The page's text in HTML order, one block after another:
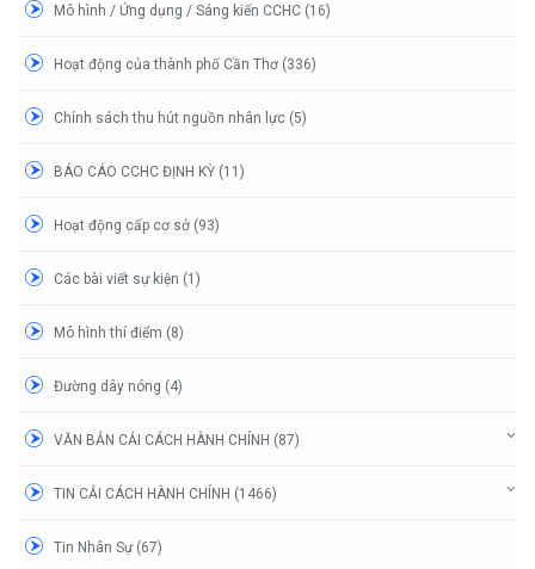
Mô hình / Ứng dụng / Sáng kiến CCHC (16)
Hoạt động của thành phố Cần Thơ (336)
Chính sách thu hút nguồn nhân lực (5)
BÁO CÁO CCHC ĐỊNH KỲ (11)
Hoạt động cấp cơ sở (93)
Các bài viết sự kiện (1)
Mô hình thí điểm (8)
Đường dây nóng (4)
VĂN BẢN CẢI CÁCH HÀNH CHÍNH (87)
TIN CẢI CÁCH HÀNH CHÍNH (1466)
Tin Nhân Sự (67)